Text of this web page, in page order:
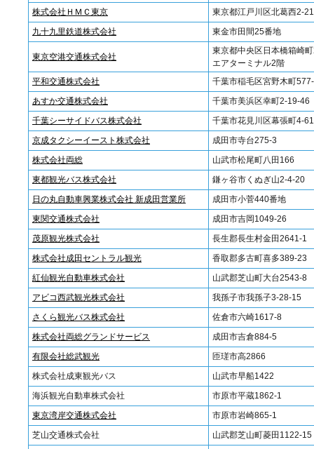
株式会社ＨＭＣ東京
東京都江戸川区北葛西2-
九十九里鉄道株式会社
東金市田間25番地
東京空港交通株式会社
東京都中央区日本橋箱崎
エアターミナル2階
平和交通株式会社
千葉市稲毛区宮野木町
あすか交通株式会社
千葉市美浜区幸町2-19-46
千葉シーサイドバス株式会社
千葉市花見川区幕張町4-
京成タクシーイースト株式会社
成田市寺台275-3
株式会社両総
山武市松尾町八田166
東都観光バス株式会社
鎌ヶ谷市くぬぎ山2-4-20
日の丸自動車興業株式会社 新成田営業所
成田市小菅440番地
東関交通株式会社
成田市吉岡1049-26
茂原観光株式会社
長生郡長生村金田2641-1
株式会社成田セントラル観光
香取郡多古町喜多389-23
紅仙観光自動車株式会社
山武郡芝山町大台2543-8
アビコ西武観光株式会社
我孫子市我孫子3-28-15
さくら観光バス株式会社
佐倉市六崎1617-8
株式会社両総グランドサービス
成田市吉倉884-5
有限会社総武観光
匝瑳市高2866
株式会社成東観光バス
山武市早船1422
海浜観光自動車株式会社
市原市平蔵1862-1
東京湾岸交通株式会社
市原市岩崎865-1
芝山交通株式会社
山武郡芝山町菱田1122-15